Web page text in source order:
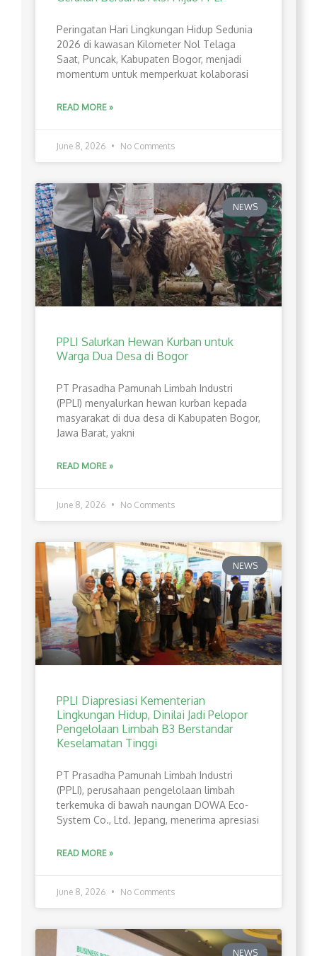
Peringatan Hari Lingkungan Hidup Sedunia
2026 di kawasan Kilometer Nol Telaga
Saat, Puncak, Kabupaten Bogor, menjadi
momentum untuk memperkuat kolaborasi
READ MORE »
June 8, 2026 No Comments
NEWS
PPLI Salurkan Hewan Kurban untuk
Warga Dua Desa di Bogor
PT Prasadha Pamunah Limbah Industri
(PPLI) menyalurkan hewan kurban kepada
masyarakat di dua desa di Kabupaten Bogor,
Jawa Barat, yakni
READ MORE »
June 8, 2026 No Comments
NEWS
PPLI Diapresiasi Kementerian
Lingkungan Hidup, Dinilai Jadi Pelopor
Pengelolaan Limbah B3 Berstandar
Keselamatan Tinggi
PT Prasadha Pamunah Limbah Industri
(PPLI), perusahaan pengelolaan limbah
terkemuka di bawah naungan DOWA Eco-
System Co., Ltd. Jepang, menerima apresiasi
READ MORE »
June 8, 2026 No Comments
NEWS